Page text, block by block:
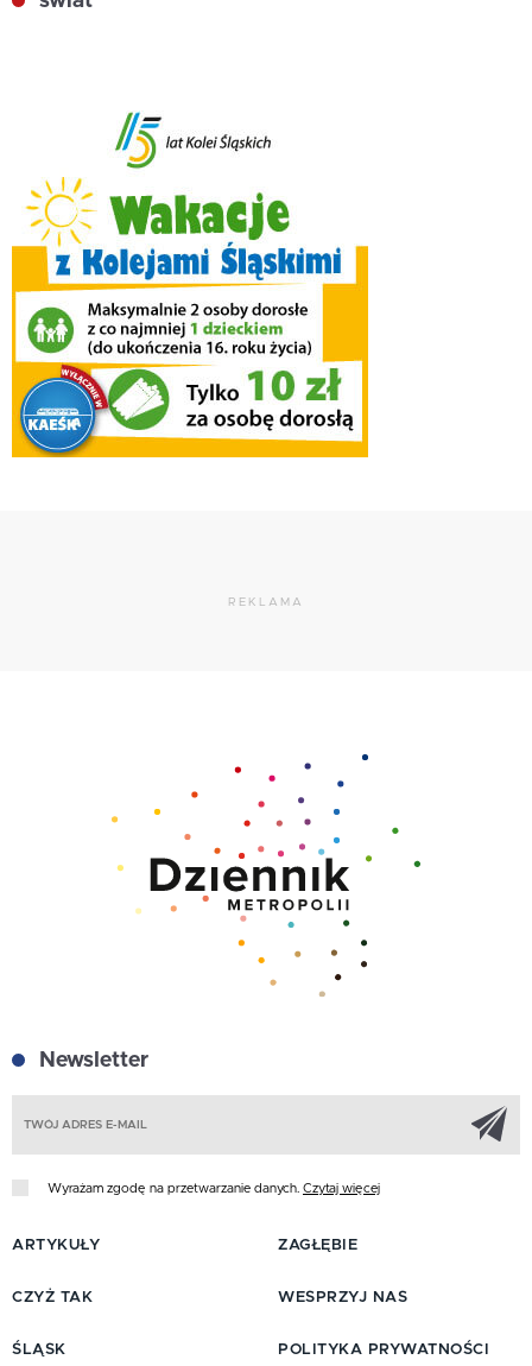
REKLAMA
Newsletter
Wyrażam zgodę na przetwarzanie danych. Czytaj więcej
ARTYKUŁY
CZYŻ TAK
ŚLĄSK
ZAGŁĘBIE
WESPRZYJ NAS
POLITYKA PRYWATNOŚCI